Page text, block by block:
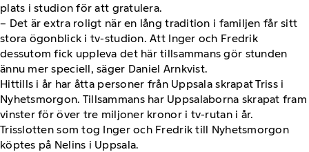
plats i studion för att gratulera.
– Det är extra roligt när en lång tradition i familjen får sitt
stora ögonblick i tv-studion. Att Inger och Fredrik
dessutom fick uppleva det här tillsammans gör stunden
ännu mer speciell, säger Daniel Arnkvist.
Hittills i år har åtta personer från Uppsala skrapat Triss i
Nyhetsmorgon. Tillsammans har Uppsalaborna skrapat fram
vinster för över tre miljoner kronor i tv-rutan i år.
Trisslotten som tog Inger och Fredrik till Nyhetsmorgon
köptes på Nelins i Uppsala.